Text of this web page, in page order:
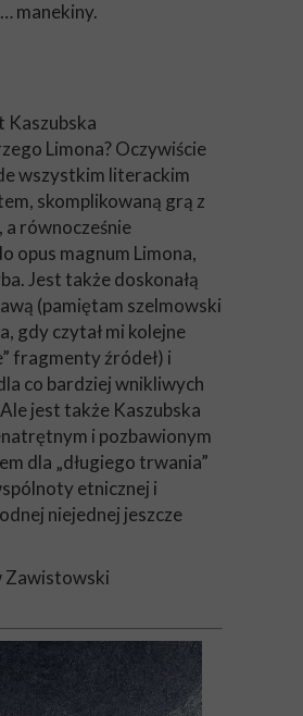
manekiny.
Kaszubska
Limona? Oczywiście
wszystkim literackim
skomplikowaną grą z
równocześnie
opus magnum Limona,
Jest także doskonałą
(pamiętam szelmowski
gdy czytał mi kolejne
fragmenty źródeł) i
co bardziej wnikliwych
jest także Kaszubska
i pozbawionym
dla „długiego trwania”
etnicznej i
niejednej jeszcze
Zawistowski